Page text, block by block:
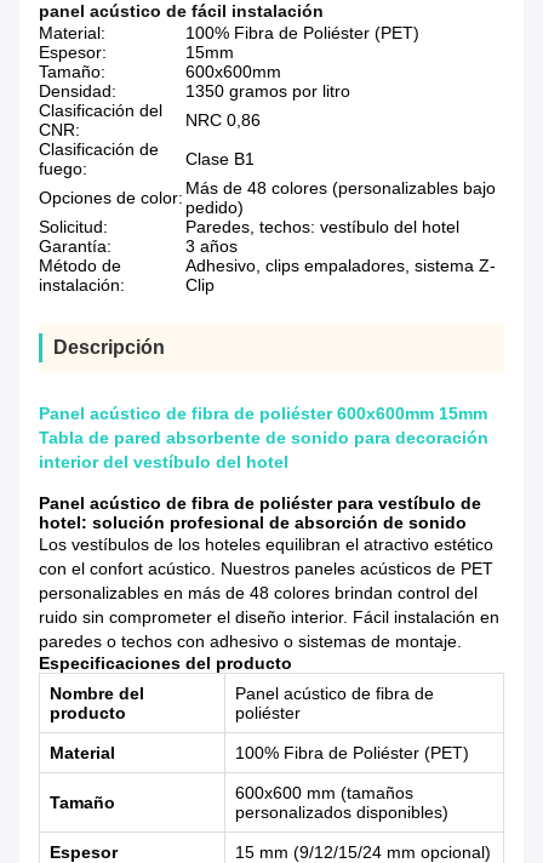
panel acústico de fácil instalación
Material:
100% Fibra de Poliéster (PET)
Espesor:
15mm
Tamaño:
600x600mm
Densidad:
1350 gramos por litro
Clasificación del
CNR:
NRC 0,86
Clasificación de
fuego:
Clase B1
Opciones de color: Más de 48 colores (personalizables bajo
pedido)
Solicitud:
Paredes, techos: vestíbulo del hotel
Garantía:
3 años
Método de
instalación:
Adhesivo, clips empaladores, sistema Z-
Clip
Descripción
Panel acústico de fibra de poliéster 600x600mm 15mm
Tabla de pared absorbente de sonido para decoración
interior del vestíbulo del hotel
Panel acústico de fibra de poliéster para vestíbulo de
hotel: solución profesional de absorción de sonido
Los vestíbulos de los hoteles equilibran el atractivo estético
con el confort acústico. Nuestros paneles acústicos de PET
personalizables en más de 48 colores brindan control del
ruido sin comprometer el diseño interior. Fácil instalación en
paredes o techos con adhesivo o sistemas de montaje.
Especificaciones del producto
Nombre del
producto
Panel acústico de fibra de
poliéster
Material 100% Fibra de Poliéster (PET)
Tamaño
600x600 mm (tamaños
personalizados disponibles)
Espesor 15 mm (9/12/15/24 mm opcional)